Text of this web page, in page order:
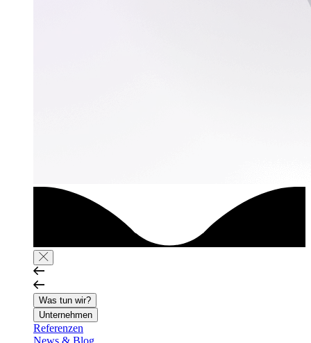
Was tun wir?
Unternehmen
Referenzen